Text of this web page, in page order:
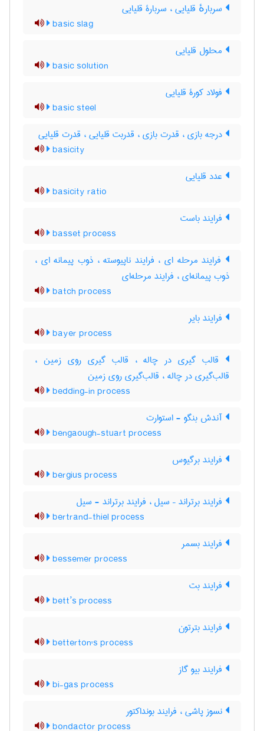
سربارهٔ قلیایی ، سربارۀ قلیایی
basic slag
محلول قلیایی
basic solution
فولاد کورۀ قلیایی
basic steel
درجه بازی ، قدرت بازی ، قدربت قلیایی ، قدرت قلیایی
basicity
عدد قلیایی
basicity ratio
فرایند باست
basset process
فرایند مرحله ای ، فرایند ناپیوسته ، ذوب پیمانه ای ،
ذوب پیمانه‌ای ، فرایند مرحله‌ای
batch process
فرایند بایر
bayer process
قالب گیری در چاله ، قالب گیری روی زمین ،
قالب‌گیری در چاله ، قالب‌گیری روی زمین
bedding-in process
آندش بنگو - استوارت
bengaough-stuart process
فرایند برگیوس
bergius process
فرایند برتراند – سیل ، فرایند برتراند - سیل
bertrand-thiel process
فرایند بسمر
bessemer process
فرایند بت
bett’s process
فرایند بترتون
betterton's process
فرایند بیو گاز
bi-gas process
نسوز پاشی ، فرایند بونداکتور
bondactor process